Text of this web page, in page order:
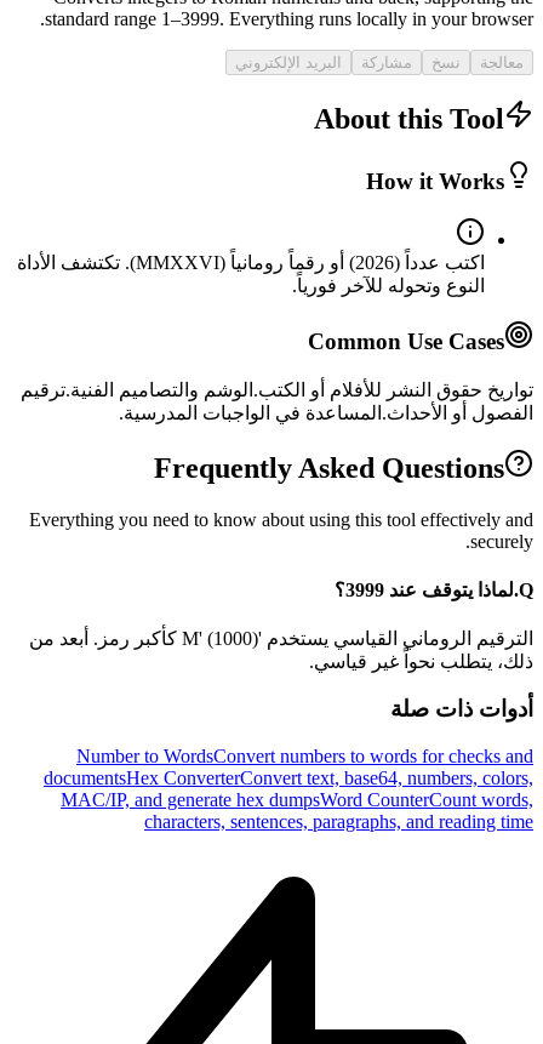
standard range 1–3999. Everything runs locally in your browser.
معالجة نسخ مشاركة البريد الإلكتروني
About this Tool
How it Works
اكتب عدداً (2026) أو رقماً رومانياً (MMXXVI). تكتشف الأداة
النوع وتحوله للآخر فورياً.
Common Use Cases
تواريخ حقوق النشر للأفلام أو الكتب. الوشم والتصاميم الفنية.ترقيم
الفصول أو الأحداث. المساعدة في الواجبات المدرسية.
Frequently Asked Questions
Everything you need to know about using this tool effectively and
securely.
Q. لماذا يتوقف عند 3999؟
الترقيم الروماني القياسي يستخدم 'M' (1000) كأكبر رمز. أبعد من
ذلك، يتطلب نحواً غير قياسي.
أدوات ذات صلة
Number to WordsConvert numbers to words for checks and
documentsHex ConverterConvert text, base64, numbers, colors,
MAC/IP, and generate hex dumpsWord CounterCount words,
characters, sentences, paragraphs, and reading time